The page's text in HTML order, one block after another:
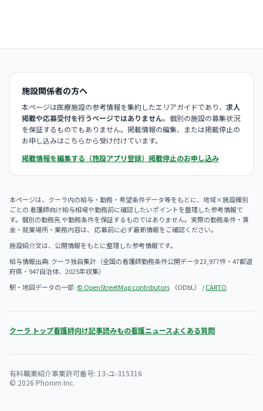
施設関係者の方へ
本ページは医療施設の参考情報を集約したエリアガイドであり、 求人
掲載や応募受付を行うページではありません。個別の施設の募集状況
を保証するものでもありません。掲載情報の編集、または掲載停止の
お申し込みはこちらから受け付けています。
掲載情報を編集する（施設アプリ登録） 掲載停止のお申し込み
本ページは、クーラ内の給与・勤務・希望条件データ等をもとに、地域×施設種別
ごとの 看護師向け給与相場や勤務前に確認したいポイントを整理した参考情報で
す。個別の勤務先 や勤務条件を保証するものではありません。実際の勤務条件・賃
金・就業場所・業務内容は、 応募前に必ず最新情報をご確認ください。
施設紹介文は、公開情報をもとに整理した参考情報です。
給与情報出典: クーラ独自集計（全国の看護師勤務条件公開データ23,977件・47都道
府県・947自治体、2025年収集）
駅・地図データの一部: © OpenStreetMap contributors （ODbL） /CARTO
クーラ トップ看護師向け記事読みもの看護ニュースよくある質問
有料職業紹介事業許可番号: 13-ユ-315316
© 2026 Phonim Inc.